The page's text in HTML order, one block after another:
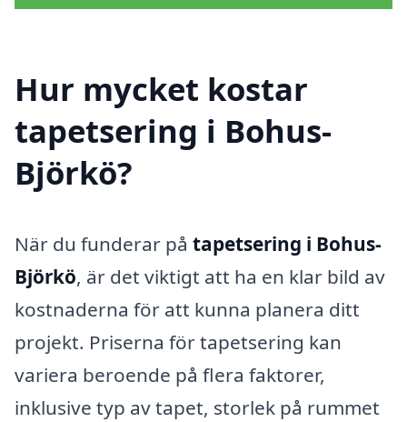
Hur mycket kostar
tapetsering i Bohus-
Björkö?
När du funderar på tapetsering i Bohus-
Björkö, är det viktigt att ha en klar bild av
kostnaderna för att kunna planera ditt
projekt. Priserna för tapetsering kan
variera beroende på flera faktorer,
inklusive typ av tapet, storlek på rummet